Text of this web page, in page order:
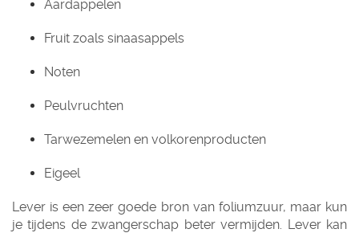
Aardappelen
Fruit zoals sinaasappels
Noten
Peulvruchten
Tarwezemelen en volkorenproducten
Eigeel
Lever is een zeer goede bron van foliumzuur, maar kun
je tijdens de zwangerschap beter vermijden. Lever kan